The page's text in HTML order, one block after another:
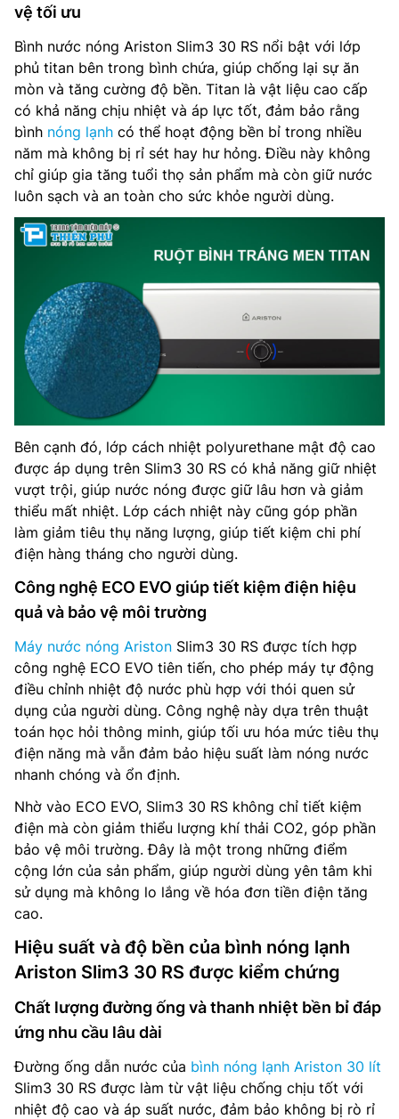
vệ tối ưu
Bình nước nóng Ariston Slim3 30 RS nổi bật với lớp
phủ titan bên trong bình chứa, giúp chống lại sự ăn
mòn và tăng cường độ bền. Titan là vật liệu cao cấp
có khả năng chịu nhiệt và áp lực tốt, đảm bảo rằng
bình nóng lạnh có thể hoạt động bền bỉ trong nhiều
năm mà không bị rỉ sét hay hư hỏng. Điều này không
chỉ giúp gia tăng tuổi thọ sản phẩm mà còn giữ nước
luôn sạch và an toàn cho sức khỏe người dùng.
Bên cạnh đó, lớp cách nhiệt polyurethane mật độ cao
được áp dụng trên Slim3 30 RS có khả năng giữ nhiệt
vượt trội, giúp nước nóng được giữ lâu hơn và giảm
thiểu mất nhiệt. Lớp cách nhiệt này cũng góp phần
làm giảm tiêu thụ năng lượng, giúp tiết kiệm chi phí
điện hàng tháng cho người dùng.
Công nghệ ECO EVO giúp tiết kiệm điện hiệu
quả và bảo vệ môi trường
Máy nước nóng Ariston Slim3 30 RS được tích hợp
công nghệ ECO EVO tiên tiến, cho phép máy tự động
điều chỉnh nhiệt độ nước phù hợp với thói quen sử
dụng của người dùng. Công nghệ này dựa trên thuật
toán học hỏi thông minh, giúp tối ưu hóa mức tiêu thụ
điện năng mà vẫn đảm bảo hiệu suất làm nóng nước
nhanh chóng và ổn định.
Nhờ vào ECO EVO, Slim3 30 RS không chỉ tiết kiệm
điện mà còn giảm thiểu lượng khí thải CO2, góp phần
bảo vệ môi trường. Đây là một trong những điểm
cộng lớn của sản phẩm, giúp người dùng yên tâm khi
sử dụng mà không lo lắng về hóa đơn tiền điện tăng
cao.
Hiệu suất và độ bền của bình nóng lạnh
Ariston Slim3 30 RS được kiểm chứng
Chất lượng đường ống và thanh nhiệt bền bỉ đáp
ứng nhu cầu lâu dài
Đường ống dẫn nước của bình nóng lạnh Ariston 30 lít
Slim3 30 RS được làm từ vật liệu chống chịu tốt với
nhiệt độ cao và áp suất nước, đảm bảo không bị rò rỉ